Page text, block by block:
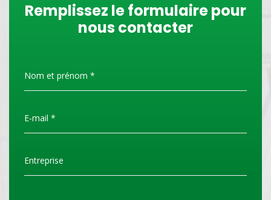
Remplissez le formulaire pour
nous contacter